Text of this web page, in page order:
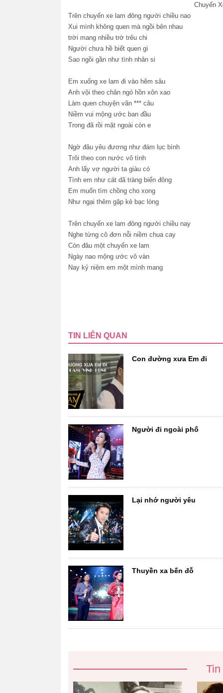
Chuyến
Trên chuyến xe lam đông người chiều nao
Xui mình không quen mà ngồi bên nhau
trời mang nhiều trớ trêu chi
Người chưa hề biết quen gì
Sao ngồi gần như tình nhân si
Em xuống xe lam đi vào hẽm sâu
Anh vội theo chân ngỏ hồn xôn xao
Làm quen chuyện vãn *** câu
Niềm vui mộng ước ban đầu
Trong đã rồi mặt ngoài còn e
Ngờ đâu yêu đương như đám lục bình
Trôi theo con nước vô tình
Anh lấy vợ người ta giàu có
Tình em như cát dã tràng biển đông
Em muốn tìm chồng cho xong
Như ngại thêm gặp kẻ bạc lòng
Trên chuyến xe lam đông người chiều nay
Nghe từng cô đơn nỗi niềm chua cay
Còn đâu một chuyến xe lam
Ngày nao mộng ước vô vàn
Nay kỷ niệm em một mình mang
TIN LIÊN QUAN
Con đường xưa Em đi
Người đi ngoài phố
Lại nhớ người yêu
Thuyền xa bến đỗ